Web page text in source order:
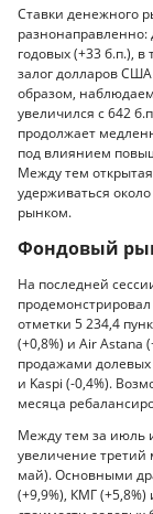
Ставки денежного
разнонаправленно:
годовых (+33 б.п.),
залог долларов США
образом,
увеличился с 642
продолжает
под влиянием
Между тем
удерживаться
рынком.
Фондовый
На последней
отметки 5 234,4
(+0,8%) и Air
продажами долевых
и Kaspi (-0,4%).
месяца
Между тем за июль
увеличение третий
май). Основными
(+9,9%), КМГ (+5,8%)